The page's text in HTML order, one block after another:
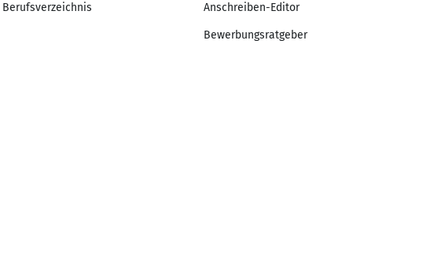
Berufsverzeichnis Anschreiben-Editor
Bewerbungsratgeber